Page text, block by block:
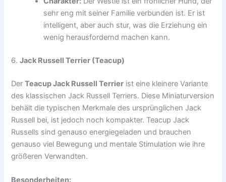
sehr eng mit seiner Familie verbunden ist. Er ist
intelligent, aber auch stur, was die Erziehung ein
wenig herausfordernd machen kann.
6.Jack Russell Terrier (Teacup)
DerTeacup Jack Russell Terrier ist eine kleinere Variante
des klassischen Jack Russell Terriers. Diese Miniaturversion
behält die typischen Merkmale des ursprünglichen Jack
Russell bei, ist jedoch noch kompakter. Teacup Jack
Russells sind genauso energiegeladen und brauchen
genauso viel Bewegung und mentale Stimulation wie ihre
größeren Verwandten.
Besonderheiten: